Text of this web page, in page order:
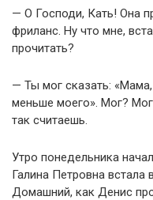
— О Господи, Кать! Она
фриланс. Ну что мне,
прочитать?
— Ты мог сказать:
меньше моего». Мог?
так считаешь.
Утро понедельника
Галина Петровна встала
Домашний, как Денис